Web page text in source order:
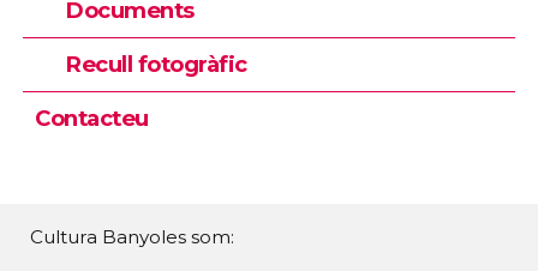
Documents
Recull fotogràfic
Contacteu
Cultura Banyoles som: